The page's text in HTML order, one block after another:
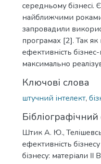
середньому бізнесі.
найближчими роками
запровадили
програмах [2]. Так
ефективність
максимально
Ключові слова
штучний інтелект,
Штик А. Ю.,
ефективність
бізнесу: матеріали